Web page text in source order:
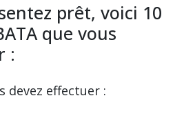
prêt, voici 10
que vous
:
devez effectuer :